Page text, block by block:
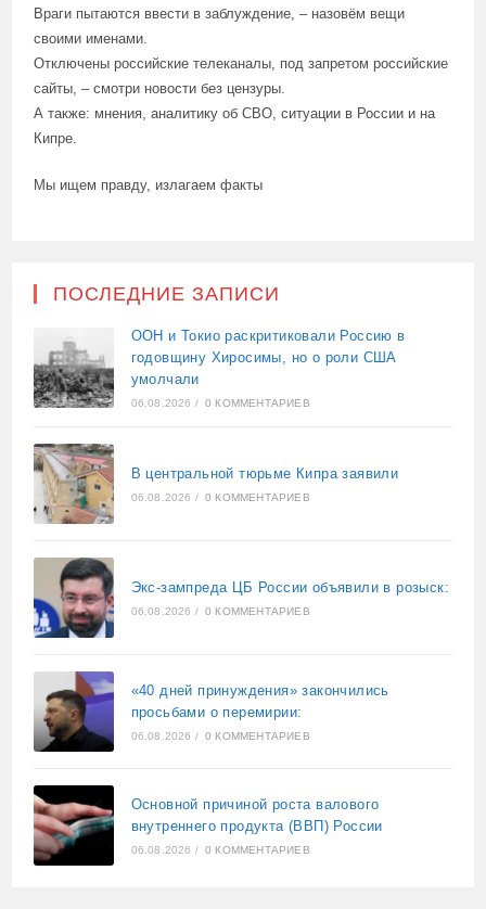
Враги пытаются ввести в заблуждение, – назовём вещи
своими именами.
Отключены российские телеканалы, под запретом российские
сайты, – смотри новости без цензуры.
А также: мнения, аналитику об СВО, ситуации в России и на
Кипре.
Мы ищем правду, излагаем факты
ПОСЛЕДНИЕ ЗАПИСИ
ООН и Токио раскритиковали Россию в
годовщину Хиросимы, но о роли США
умолчали
06.08.2026 / 0 КОММЕНТАРИЕВ
В центральной тюрьме Кипра заявили
06.08.2026 / 0 КОММЕНТАРИЕВ
Экс-зампреда ЦБ России объявили в розыск:
06.08.2026 / 0 КОММЕНТАРИЕВ
«40 дней принуждения» закончились
просьбами о перемирии:
06.08.2026 / 0 КОММЕНТАРИЕВ
Основной причиной роста валового
внутреннего продукта (ВВП) России
06.08.2026 / 0 КОММЕНТАРИЕВ